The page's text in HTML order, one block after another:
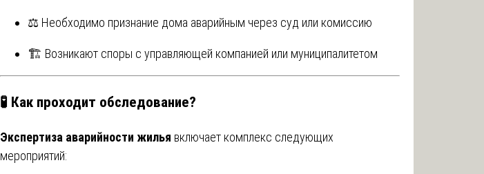
⚖️ Необходимо признание дома аварийным через суд или комиссию
🏗️ Возникают споры с управляющей компанией или муниципалитетом
🧪 Как проходит обследование?
Экспертиза аварийности жилья включает комплекс следующих
мероприятий: